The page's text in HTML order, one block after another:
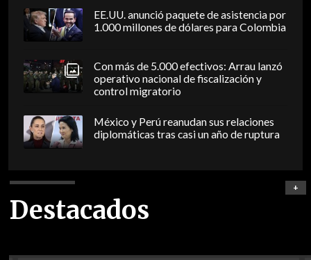
EE.UU. anunció paquete de asistencia por
1.000 millones de dólares para Colombia
Con más de 5.000 efectivos: Arrau lanzó
operativo nacional de fiscalización y
control migratorio
México y Perú reanudan sus relaciones
diplomáticas tras casi un año de ruptura
Destacados
+